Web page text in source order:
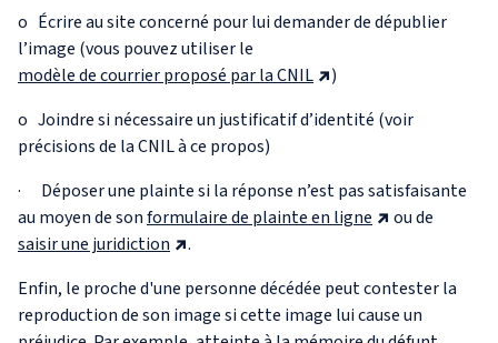
o Écrire au site concerné pour lui demander de dépublier
l’image (vous pouvez utiliser le
modèle de courrier proposé par la CNIL
)
o Joindre si nécessaire un justificatif d’identité (voir
précisions de la CNIL à ce propos)
· Déposer une plainte si la réponse n’est pas satisfaisante
au moyen de sonformulaire de plainte en ligne
ou de
saisir une juridiction
.
Enfin, le proche d'une personne décédée peut contester la
reproduction de son image si cette image lui cause un